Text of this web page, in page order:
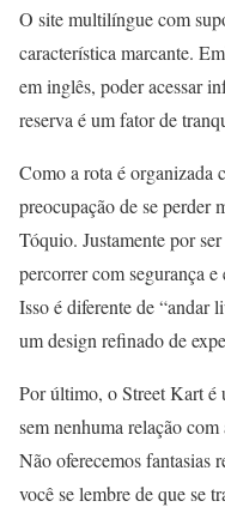
O site multilíngue com
característica marcante.
em inglês, poder acessar
reserva é um fator de
Como a rota é organizada
preocupação de se perder
Tóquio. Justamente por
percorrer com segurança
Isso é diferente de
um design refinado de
Por último, o Street Kart é
sem nenhuma relação
Não oferecemos fantasias
você se lembre de que se